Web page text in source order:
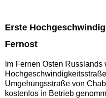
Erste
Fernost
Im Fernen Osten Russlands
Umgehungsstraße von
kostenlos in Betrieb